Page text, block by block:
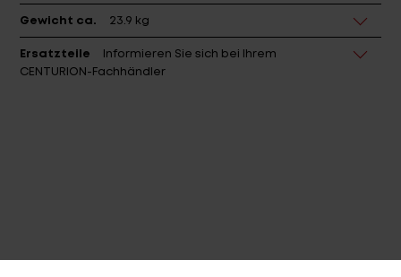
Gewicht ca. 23.9 kg
Ersatzteile
Informieren Sie sich bei Ihrem
CENTURION-Fachhändler